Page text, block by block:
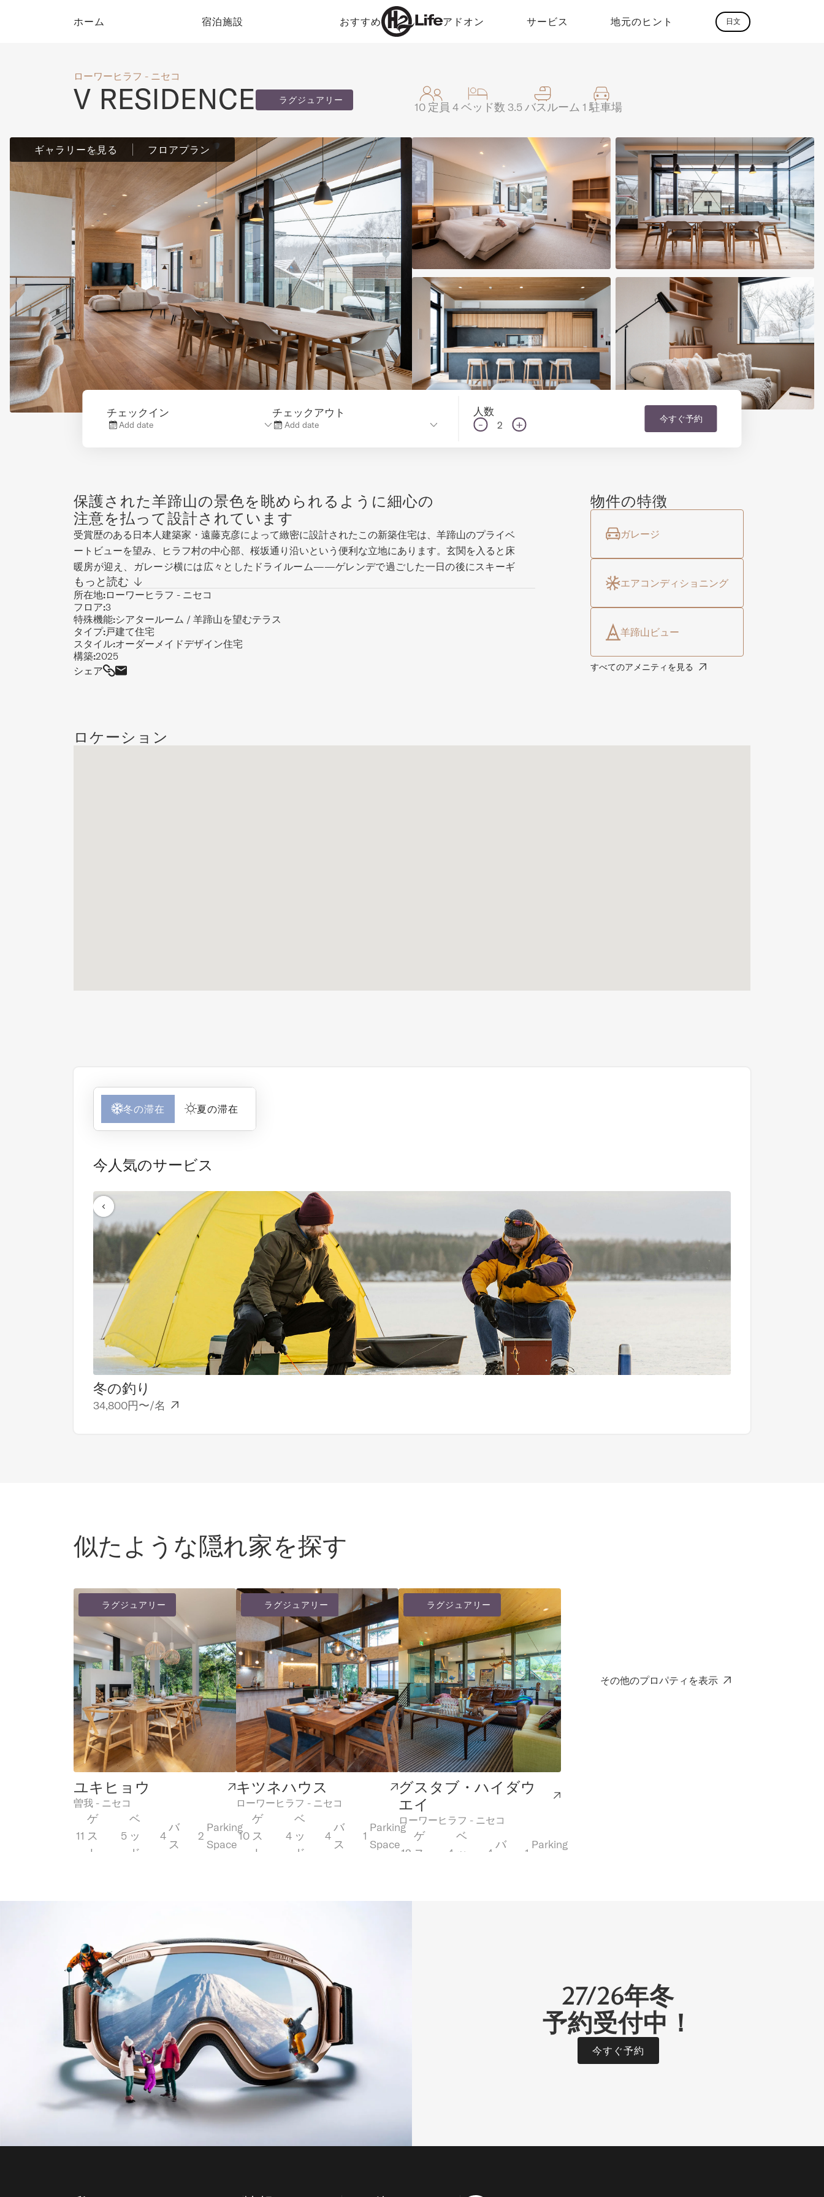
ホーム 宿泊施設 おすすめ アドオン サービス 地元のヒント 日文
ローワーヒラフ - ニセコ
V RESIDENCE ラグジュアリー 10 定員 4ベッド数 3.5バスルーム 1 駐車場
ギャラリーを見る フロアプラン
チェックイン
Add date
チェックアウト
Add date
人数
- 2 + 今すぐ予約
保護された羊蹄山の景色を眺められるように細心の
注意を払って設計されています
受賞歴のある日本人建築家・遠藤克彦によって緻密に設計されたこの新築住宅は、羊蹄山のプライベ
ートビューを望み、ヒラフ村の中心部、桜坂通り沿いという便利な立地にあります。玄関を入ると床
暖房が迎え、ガレージ横には広々としたドライルーム——ゲレンデで過ごした一日の後にスキーギ
アを収納するのに最適です。1階には2つのゲストベッドルームがあり、うち1室は二段ベッド付き
で、お子様やご友人に最適。2階には2つのマスタースイートがあり、深いバスタブ付きのバスルー
ム、ウォークインクローゼット、そして羊蹄山の素晴らしい眺望を楽しめる居心地の良いシーティン
グエリアを備えています。最上階はパノラマウィンドウを備えた明るいオープンプランのリビング・
ダイニングスペースで、皆が集まる場所。洗練されたMieleキッチンでのおもてなしも楽々、ラップ
アラウンドテラスはアフタースキードリンクにぴったりです。どの季節でも、ニセコの中心にある最
高のファミリーリトリートです。
もっと読む
所在地:ローワーヒラフ - ニセコ
フロア:3
特殊機能:シアタールーム / 羊蹄山を望むテラス
タイプ:戸建て住宅
スタイル:オーダーメイドデザイン住宅
構築:2025
シェア
物件の特徴
ガレージ
エアコンディショニング
羊蹄山ビュー
すべてのアメニティを見る
ロケーション
冬の滞在 夏の滞在
今人気のサービス
冬の釣り
34,800円〜/名
似たような隠れ家を探す
ラグジュアリー
ユキヒョウ
曽我 - ニセコ
11
ゲ
ス
ト
5
ベ
ッ
ド
4
バ
ス
2
Parking
Space
ラグジュアリー
キツネハウス
ローワーヒラフ - ニセコ
10
ゲ
ス
ト
4
ベ
ッ
ド
4
バ
ス
1
Parking
Space
ラグジュアリー
グスタブ・ハイダウ
エイ
ローワーヒラフ - ニセコ
12
ゲ
ス
4
ベ
ッ
4
バ
1
Parking
フォックスウッド B
東山 - ニセコ
ベ
ス
Parking
Space
シルバードリーム
ヒラフ（サンモリッツ） - ニセコ
ゲ
ス
Space
ス
Space
ラグジュアリー
その他のプロパティを表示
27/26年冬
予約受付中！
今すぐ予約